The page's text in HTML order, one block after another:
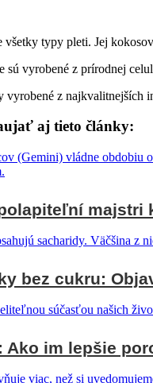
všetky typy pleti. Jej
sú vyrobené z prírodnej
vyrobené z najkvalitnejších
aj tieto články:
majstri
bez cukru:
Ako im lepšie